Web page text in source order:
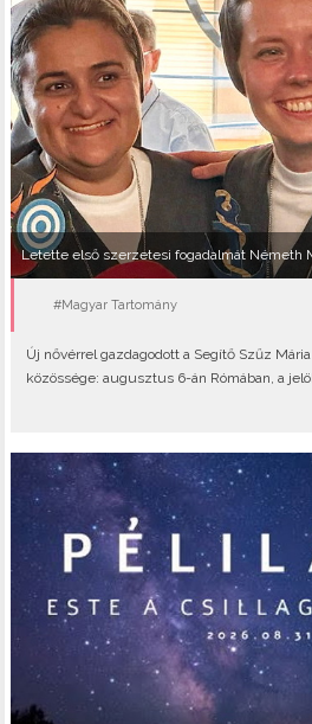
Letette első szerzetesi fogadalmát Németh
#Magyar Tartomány
Új nővérrel gazdagodott a Segítő Szűz
közössége: augusztus 6-án Rómában, a